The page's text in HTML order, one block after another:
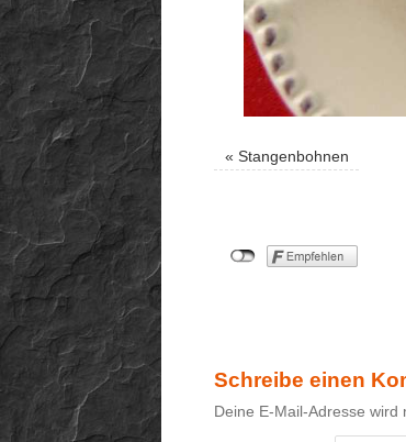
« Stangenbohnen
Schreibe einen
Deine E-Mail-Adresse wird